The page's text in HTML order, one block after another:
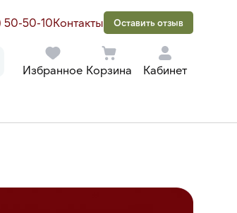
50-50-10Контакты Оставить отзыв
Избранное Корзина Кабинет